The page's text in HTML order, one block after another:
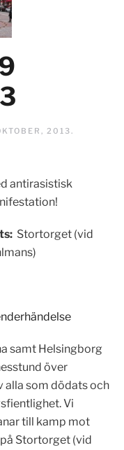
2013 .
antirasistisk
Stortorget (vid
samt Helsingborg
över
alla som dödats och
Vi
till kamp mot
Stortorget (vid